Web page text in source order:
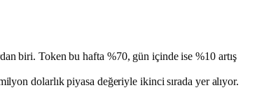
biri. Token bu hafta %70, gün içinde ise %10 artış
dolarlık piyasa değeriyle ikinci sırada yer alıyor.